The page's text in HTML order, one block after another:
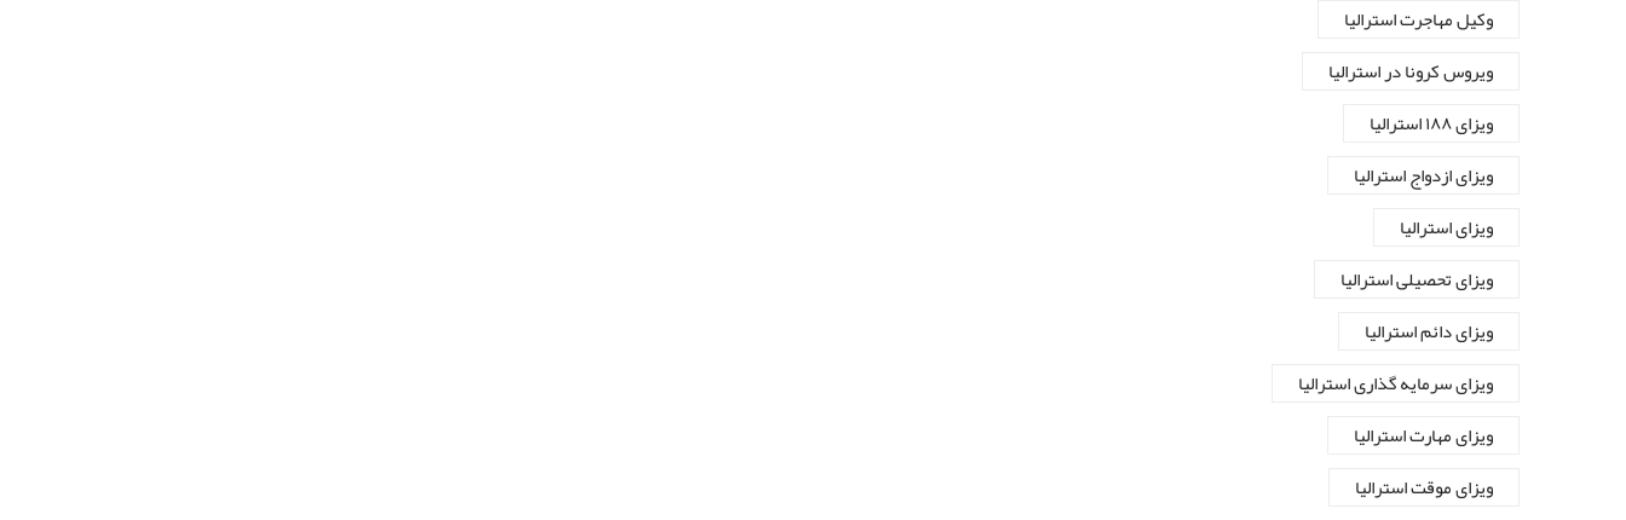
وکیل مهاجرت استرالیا
ویروس کرونا در استرالیا
ویزای ۱۸۸ استرالیا
ویزای ازدواج استرالیا
ویزای استرالیا
ویزای تحصیلی استرالیا
ویزای دائم استرالیا
ویزای سرمایه گذاری استرالیا
ویزای مهارت استرالیا
ویزای موقت استرالیا